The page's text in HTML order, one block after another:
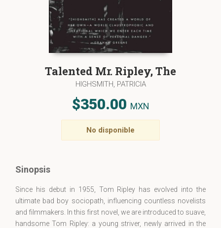
Talented Mr. Ripley, The
HIGHSMITH, PATRICIA
$350.00 MXN
No disponible
Sinopsis
Since his debut in 1955, Tom Ripley has evolved into the
ultimate bad boy sociopath, influencing countless novelists
and filmmakers. In this first novel, we are introduced to suave,
handsome Tom Ripley: a young striver, newly arrived in the